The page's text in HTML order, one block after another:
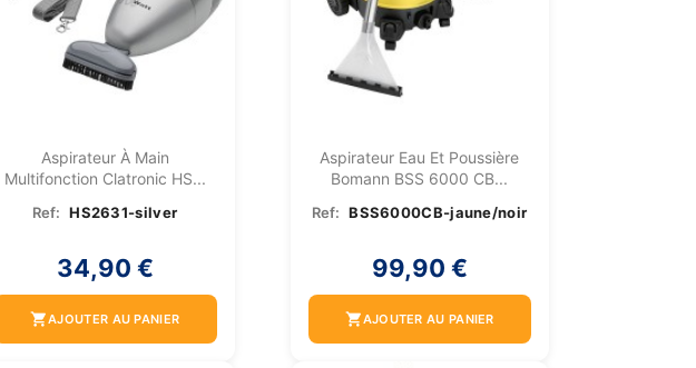
Aspirateur À Main
Multifonction Clatronic HS...
Ref: HS2631-silver
34,90 €
shopping_cartAJOUTER AU PANIER
Aspirateur Eau Et Poussière
Bomann BSS 6000 CB...
Ref: BSS6000CB-jaune/noir
99,90 €
shopping_cartAJOUTER AU PANIER